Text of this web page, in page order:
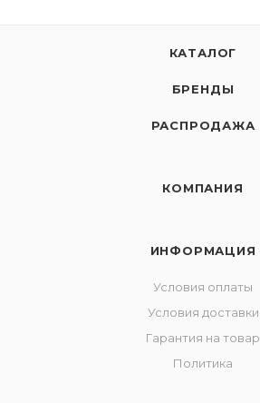
КАТАЛОГ
БРЕНДЫ
РАСПРОДАЖА
КОМПАНИЯ
ИНФОРМАЦИЯ
Условия оплаты
Условия доставки
Гарантия на товар
Политика